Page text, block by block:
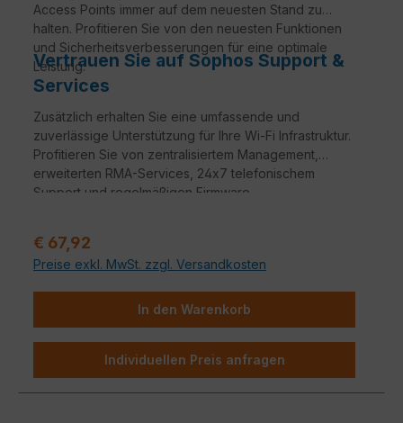
Access Points immer auf dem neuesten Stand zu
halten. Profitieren Sie von den neuesten Funktionen
und Sicherheitsverbesserungen für eine optimale
Leistung.
Vertrauen Sie auf Sophos Support &
Services
Zusätzlich erhalten Sie eine umfassende und
zuverlässige Unterstützung für Ihre Wi-Fi Infrastruktur.
Profitieren Sie von zentralisiertem Management,
erweiterten RMA-Services, 24x7 telefonischem
Support und regelmäßigen Firmware-
Regulärer Preis:
€ 67,92
Preise exkl. MwSt. zzgl. Versandkosten
In den Warenkorb
Individuellen Preis anfragen